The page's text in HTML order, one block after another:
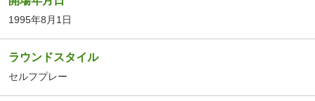
1995年8月1日
ラウンドスタイル
セルフプレー